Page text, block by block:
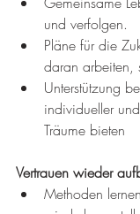
und verfolgen.
Pläne für die
daran arbeiten,
Unterstützung
individueller
Träume bieten
Vertrauen wieder
Methoden